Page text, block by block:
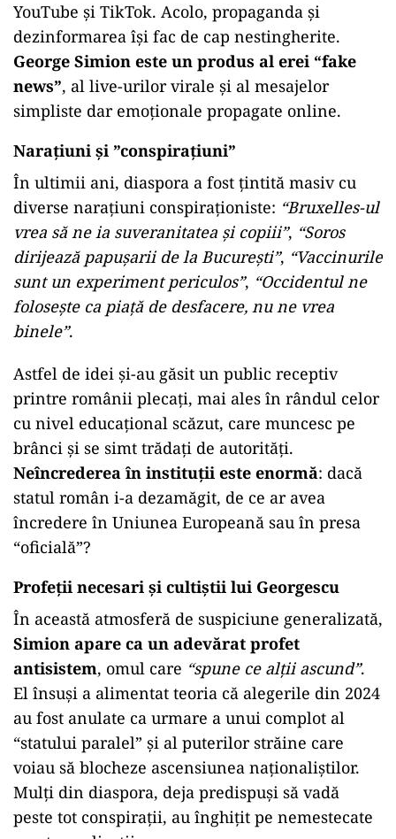
YouTube și TikTok. Acolo, propaganda și
dezinformarea își fac de cap nestingherite.
George Simion este un produs al erei “fake
news”, al live-urilor virale și al mesajelor
simpliste dar emoționale propagate online.
Narațiuni și ”conspirațiuni”
În ultimii ani, diaspora a fost țintită masiv cu
diverse narațiuni conspiraționiste: “Bruxelles-ul
vrea să ne ia suveranitatea și copiii”, “Soros
dirijează papușarii de la București”, “Vaccinurile
sunt un experiment periculos”, “Occidentul ne
folosește ca piață de desfacere, nu ne vrea
binele”.
Astfel de idei și-au găsit un public receptiv
printre românii plecați, mai ales în rândul celor
cu nivel educațional scăzut, care muncesc pe
brânci și se simt trădați de autorități.
Neîncrederea în instituții este enormă: dacă
statul român i-a dezamăgit, de ce ar avea
încredere în Uniunea Europeană sau în presa
“oficială”?
Profeții necesari și cultiștii lui Georgescu
În această atmosferă de suspiciune generalizată,
Simion apare ca un adevărat profet
antisistem, omul care “spune ce alții ascund”.
El însuși a alimentat teoria că alegerile din 2024
au fost anulate ca urmare a unui complot al
“statului paralel” și al puterilor străine care
voiau să blocheze ascensiunea naționaliștilor.
Mulți din diaspora, deja predispuși să vadă
peste tot conspirații, au înghițit pe nemestecate